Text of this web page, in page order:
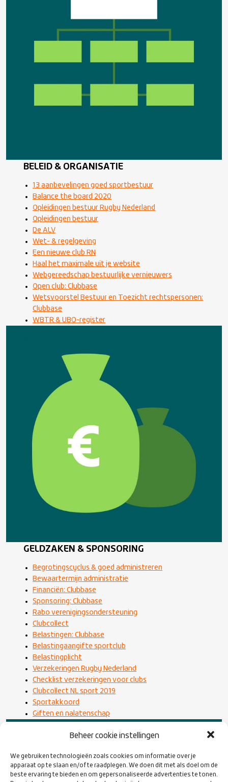
Beheer cookie instellingen
We gebruiken technologieën zoals cookies om informatie over je
apparaat op te slaan en/of te raadplegen. We doen dit met als doel om de
beste ervaring te bieden en om gepersonaliseerde advertenties te tonen.
BELEID & ORGANISATIE
13 aanbevelingen goed sportbestuur
Balance the board 2020
Opleidingen bestuur Rugby Nederland
Opleidingen bestuur
De ALV
Wet- & regelgeving
Een nieuwe club RN
Haal het maximale uit je website
Webgereedschap bestuurlijke vernieuwers
Open club: Clubbase
Wetsvoorstel Bestuur en Toezicht rechtspersonen:
Clubbase
WBTR & UBO-register
GELDZAKEN & SPONSORING
Begrotingscyclus & goed administreren
Bewaartermijn administratie
Financiën: Clubbase
Sponsoring: Clubbase
Rabo verenigingsondersteuning
Clubcollect
Belastingen: Clubbase
Belastingaangifte sportclub
Belastingplicht
Verzekeringen Rugby Nederland
Checklist verzekeringen voor clubs
Clubcollect NL sport 2019
Sportakkoord
Giften en nalatenschap